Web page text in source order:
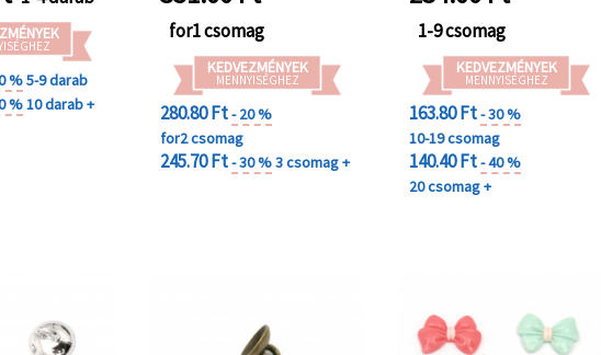
%5-9 darab
%10 darab +
for1 csomag
KEDVEZMÉNYEK
MENNYISÉGHEZ
280.80 Ft- 20 %
for2 csomag
245.70 Ft- 30 %3 csomag +
1-9 csomag
KEDVEZMÉNYEK
MENNYISÉGHEZ
163.80 Ft- 30 %
10-19 csomag
140.40 Ft- 40 %
20 csomag +